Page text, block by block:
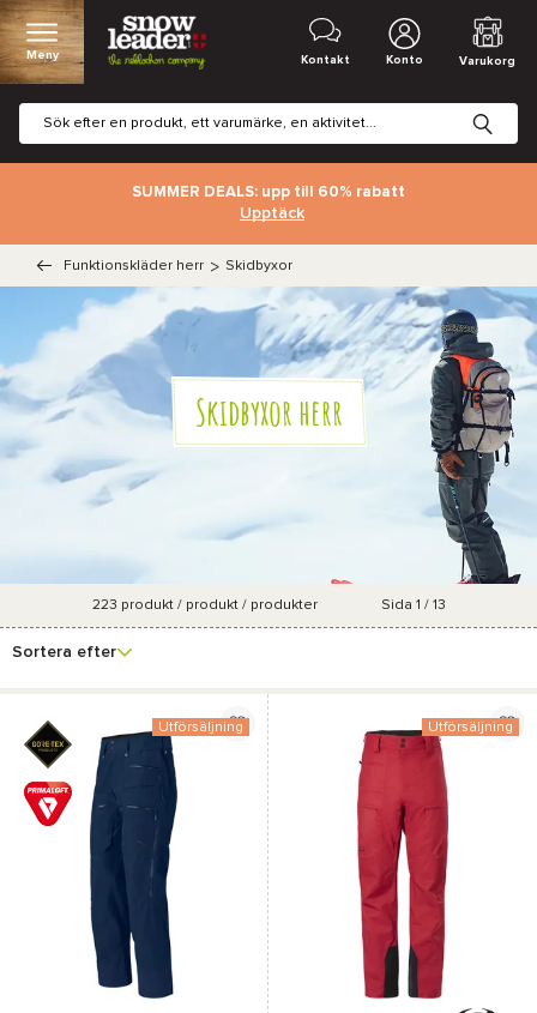
Meny Kontakt Konto Varukorg
SUMMER DEALS: upp till 60% rabatt
Upptäck
Funktionskläder herr > Skidbyxor
Skidbyxor herr
filter
223 produkt / produkt / produkter Sida 1 / 13
Sortera efter
Utförsäljning Utförsäljning